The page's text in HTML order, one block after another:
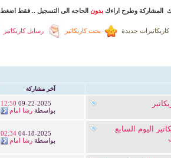
المشاركة وطرح اراءك بدون الحاجه الى التسجيل .. فقط اضغط
رسايل كاريكاتير بحث كاريكاتير كاريكاتيرات جديدة
آخر مشاركة
09-22-2025
12:50
بواسطةرشا امام
اليوم السابع
04-18-2025
02:34
بواسطةرشا امام